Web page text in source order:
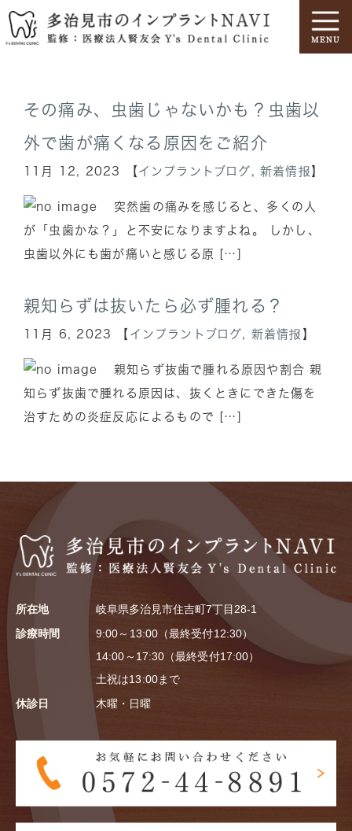
その痛み、虫歯じゃないかも？虫歯以
外で歯が痛くなる原因をご紹介
11月 12, 2023 【 インプラントブログ ,新着情报 】
突然歯の痛みを感じると、多くの人
が「虫歯かな？」と不安になりますよね。 しかし、
虫歯以外にも歯が痛いと感じる原 […]
親知らずは抜いたら必ず腫れる？
11月 6, 2023 【 インプラントブログ, 新着情报 】
親知らず抜歯で腫れる原因や割合 親
知らず抜歯で腫れる原因は、抜くときにできた傷を
治すための炎症反応によるもので […]
所在地
岐阜県多治見市住吉町7丁目28-1
診療時間
9:00～13:00（最終受付12:30）
14:00～17:30（最終受付17:00）
土祝は13:00まで
休診日
木曜・日曜